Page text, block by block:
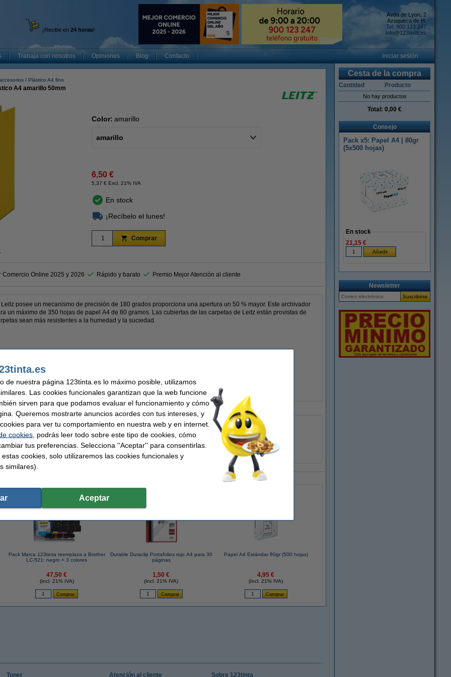
¡Recibe en 24 horas!
Avda de Lyon, 2
Azuqueca de H.
Tel: 900 123 247
info@123tinta.es
Trabaja con nosotros Opiniones Blog Contacto Iniciar sesión
Plástico A4 fino
A4 amarillo 50mm
Color: amarillo
amarillo
6,50 €
5,37 € Excl. 21% IVA
En stock
¡Recíbelo el lunes!
Comprar
Comercio Online 2025 y 2026 Rápido y barato Premio Mejor Atención al cliente
posee un mecanismo de precisión de 180 grados proporciona una apertura un 50 % mayor. Este archivador
un máximo de 350 hojas de papel A4 de 80 gramos. Las cubiertas de las carpetas de Leitz están provistas de
sean más resistentes a la humedad y la suciedad.
juntos de forma ordenada con este archivador A4.
Ancho detrás:
50 mm
Soporte etiquetas:
sí
285 x 318 mm (LxAn) Agujero de sujeción:
sí
Protección de bordes:
sí
Cantidad: 1 unidad
también han elegido estos artículos.
Pack Marca 123tinta reemplaza a Brother
LC-521: negro + 3 colores
47,50 €
(Incl. 21% IVA)
Durable Duraclip Portafolios rojo A4 para 30
páginas
1,50 €
(Incl. 21% IVA)
Papel A4 Estándar 80gr (500 hojas)
4,95 €
(Incl. 21% IVA)
Cesta de la compra
Cantidad Producto
No hay productos
Total: 0,00 €
Consejo
Pack x5: Papel A4 | 80gr
(5x500 hojas)
En stock
21,15 €
Newsletter
Toner Atención al cliente Sobre 123tinta
de nuestra página 123tinta.es lo máximo posible, utilizamos
Las cookies funcionales garantizan que la web funcione
sirven para que podamos evaluar el funcionamiento y cómo
Queremos mostrarte anuncios acordes con tus intereses, y
para ver tu comportamiento en nuestra web y en internet.
cookies, podrás leer todo sobre este tipo de cookies, cómo
tus preferencias. Selecciona ''Aceptar'' para consentirlas.
cookies, solo utilizaremos las cookies funcionales y
similares).
Aceptar